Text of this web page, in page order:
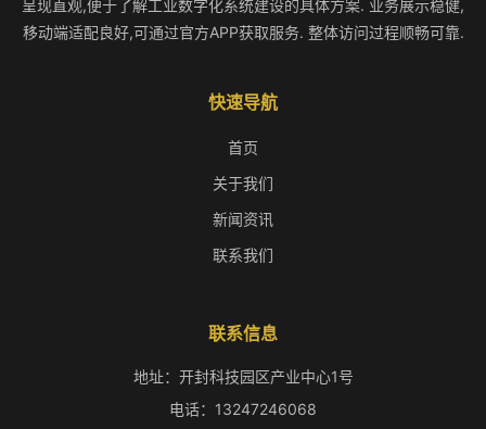
呈现直观,便于了解工业数字化系统建设的具体方案. 业务展示稳健,
移动端适配良好,可通过官方APP获取服务. 整体访问过程顺畅可靠.
快速导航
首页
关于我们
新闻资讯
联系我们
联系信息
地址：开封科技园区产业中心1号
电话：13247246068